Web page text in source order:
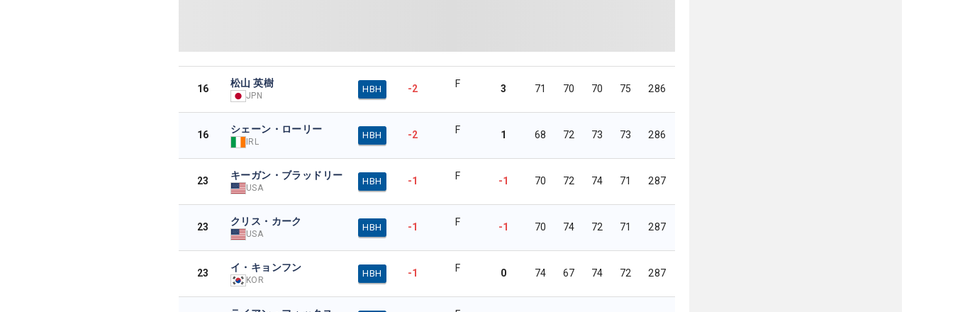
16 松山 英樹
JPN
HBH -2 F 3 71 70 70 75 286
16 シェーン・ローリー
IRL
HBH -2 F 1 68 72 73 73 286
23 キーガン・ブラッドリー
USA
HBH -1 F -1 70 72 74 71 287
23 クリス・カーク
USA
HBH -1 F -1 70 74 72 71 287
23 イ・キョンフン
KOR
HBH -1 F 0 74 67 74 72 287